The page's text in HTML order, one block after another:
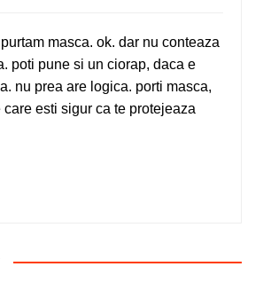
masca. ok. dar nu conteaza
poti pune si un ciorap, daca e
nu prea are logica. porti masca,
esti sigur ca te protejeaza